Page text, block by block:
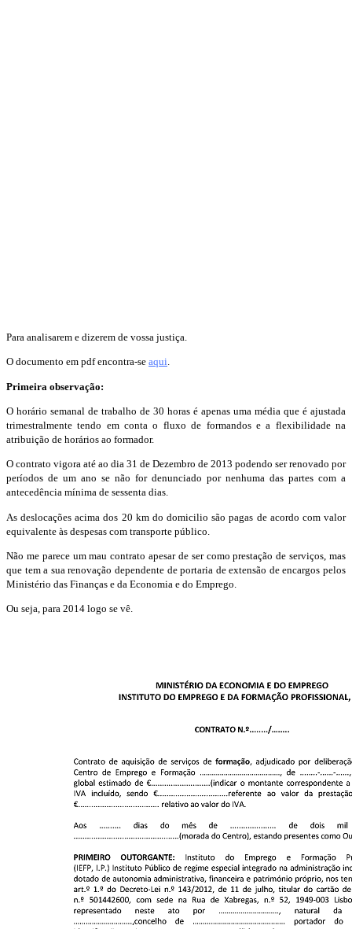
Para analisarem e dizerem de vossa justiça.
O documento em pdf encontra-se aqui.
Primeira observação:
O horário semanal de trabalho de 30 horas é apenas uma média que é ajustada
trimestralmente tendo em conta o fluxo de formandos e a flexibilidade na
atribuição de horários ao formador.
O contrato vigora até ao dia 31 de Dezembro de 2013 podendo ser renovado por
períodos de um ano se não for denunciado por nenhuma das partes com a
antecedência mínima de sessenta dias.
As deslocações acima dos 20 km do domicilio são pagas de acordo com valor
equivalente às despesas com transporte público.
Não me parece um mau contrato apesar de ser como prestação de serviços, mas
que tem a sua renovação dependente de portaria de extensão de encargos pelos
Ministério das Finanças e da Economia e do Emprego.
Ou seja, para 2014 logo se vê.